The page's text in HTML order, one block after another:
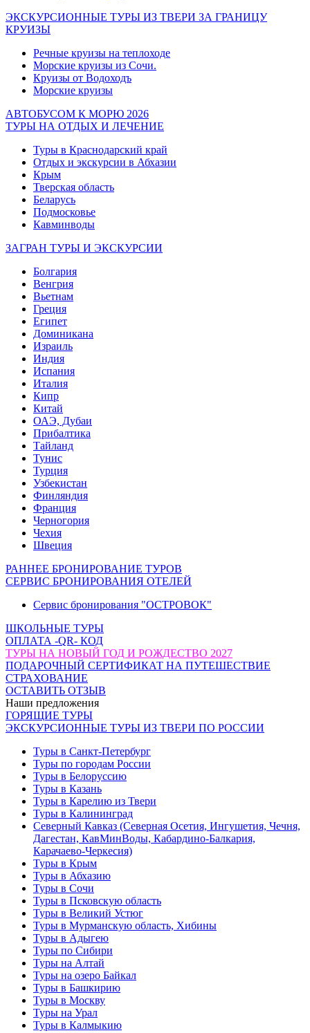
ЭКСКУРСИОННЫЕ ТУРЫ ИЗ ТВЕРИ ЗА ГРАНИЦУ
КРУИЗЫ
Речные круизы на теплоходе
Морские круизы из Сочи.
Круизы от Водоходъ
Морские круизы
АВТОБУСОМ К МОРЮ 2026
ТУРЫ НА ОТДЫХ И ЛЕЧЕНИЕ
Туры в Краснодарский край
Отдых и экскурсии в Абхазии
Крым
Тверская область
Беларусь
Подмосковье
Кавминводы
ЗАГРАН ТУРЫ И ЭКСКУРСИИ
Болгария
Венгрия
Вьетнам
Греция
Египет
Доминикана
Израиль
Индия
Испания
Италия
Кипр
Китай
ОАЭ, Дубаи
Прибалтика
Тайланд
Тунис
Турция
Узбекистан
Финляндия
Франция
Черногория
Чехия
Швеция
РАННЕЕ БРОНИРОВАНИЕ ТУРОВ
СЕРВИС БРОНИРОВАНИЯ ОТЕЛЕЙ
Сервис бронирования "ОСТРОВОК"
ШКОЛЬНЫЕ ТУРЫ
ОПЛАТА -QR- КОД
ТУРЫ НА НОВЫЙ ГОД И РОЖДЕСТВО 2027
ПОДАРОЧНЫЙ СЕРТИФИКАТ НА ПУТЕШЕСТВИЕ
СТРАХОВАНИЕ
ОСТАВИТЬ ОТЗЫВ
Наши предложения
ГОРЯЩИЕ ТУРЫ
ЭКСКУРСИОННЫЕ ТУРЫ ИЗ ТВЕРИ ПО РОССИИ
Туры в Санкт-Петербург
Туры по городам России
Туры в Белоруссию
Туры в Казань
Туры в Карелию из Твери
Туры в Калининград
Северный Кавказ (Северная Осетия, Ингушетия, Чечня,
Дагестан, КавМинВоды, Кабардино-Балкария,
Карачаево-Черкесия)
Туры в Крым
Туры в Абхазию
Туры в Сочи
Туры в Псковскую область
Туры в Великий Устюг
Туры в Мурманскую область, Хибины
Туры в Адыгею
Туры по Сибири
Туры на Алтай
Туры на озеро Байкал
Туры в Башкирию
Туры в Москву
Туры на Урал
Туры в Калмыкию